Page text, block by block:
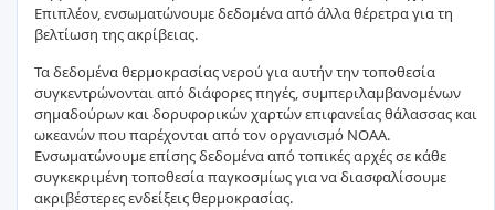
Επιπλέον, ενσωματώνουμε δεδομένα από άλλα θέρετρα για τη
βελτίωση της ακρίβειας.
Τα δεδομένα θερμοκρασίας νερού για αυτήν την τοποθεσία
συγκεντρώνονται από διάφορες πηγές, συμπεριλαμβανομένων
σημαδούρων και δορυφορικών χαρτών επιφανείας θάλασσας και
ωκεανών που παρέχονται από τον οργανισμό NOAA.
Ενσωματώνουμε επίσης δεδομένα από τοπικές αρχές σε κάθε
συγκεκριμένη τοποθεσία παγκοσμίως για να διασφαλίσουμε
ακριβέστερες ενδείξεις θερμοκρασίας.